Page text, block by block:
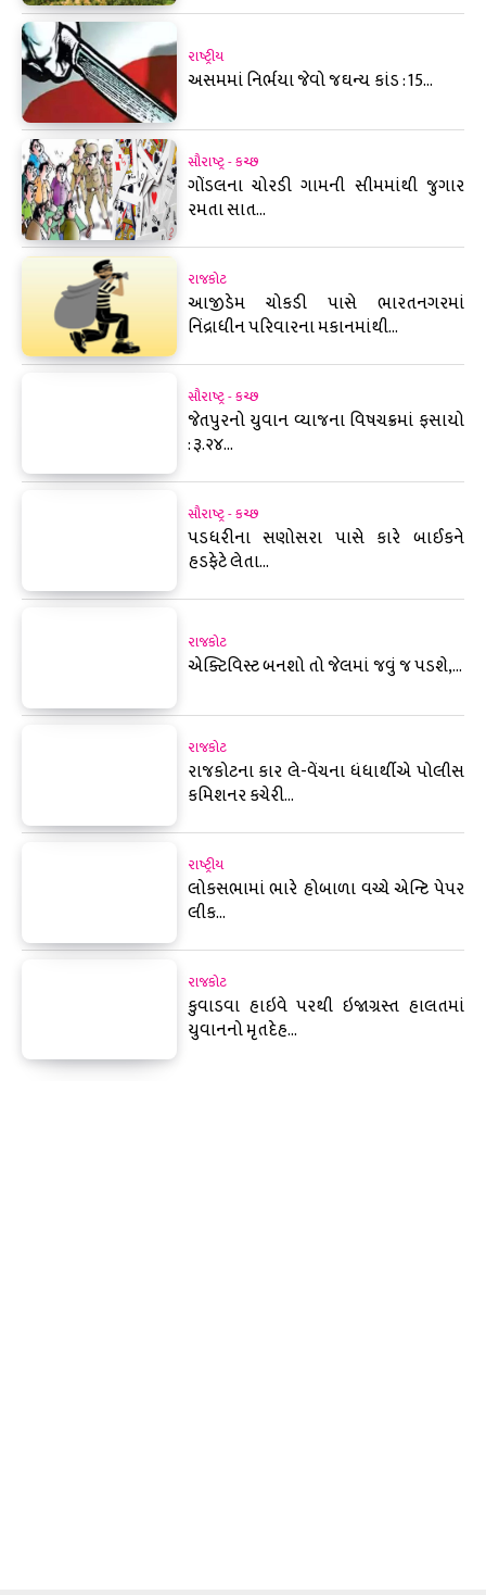
રાષ્ટ્રીય
અસમમાં નિર્ભયા જેવો જઘન્ય કાંડ : 15...
સૌરાષ્ટ્ર - કચ્છ
ગોંડલના ચોરડી ગામની સીમમાંથી જુગાર
રમતા સાત...
રાજકોટ
આજીડેમ ચોકડી પાસે ભારતનગરમાં
નિંદ્રાધીન પરિવારના મકાનમાંથી...
સૌરાષ્ટ્ર - કચ્છ
જેતપુરનો યુવાન વ્યાજના વિષચક્રમાં ફસાયો
: રૂ.૨૪...
સૌરાષ્ટ્ર - કચ્છ
પડધરીના સણોસરા પાસે કારે બાઈકને
હડફેટે લેતા...
રાજકોટ
એક્ટિવિસ્ટ બનશો તો જેલમાં જવું જ પડશે,...
રાજકોટ
રાજકોટના કાર લે-વેંચના ધંધાર્થીએ પોલીસ
કમિશનર કચેરી...
રાષ્ટ્રીય
લોકસભામાં ભારે હોબાળા વચ્ચે એન્ટિ પેપર
લીક...
રાજકોટ
કુવાડવા હાઇવે પરથી ઇજાગ્રસ્ત હાલતમાં
યુવાનનો મૃતદેહ...